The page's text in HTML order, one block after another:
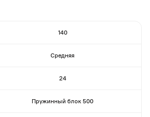
140
Средняя
24
Пружинный блок 500